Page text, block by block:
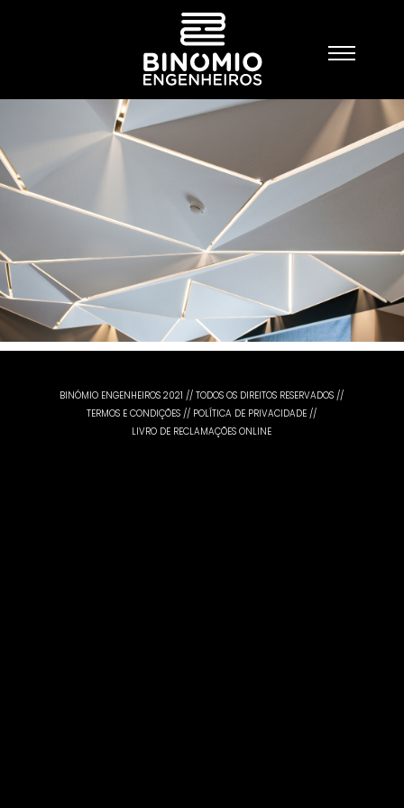
BINÓMIO ENGENHEIROS 2021 // TODOS OS DIREITOS RESERVADOS //
TERMOS E CONDIÇÕES // POLÍTICA DE PRIVACIDADE //
LIVRO DE RECLAMAÇÕES ONLINE